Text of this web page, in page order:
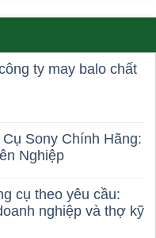
ty may balo chất
Sony Chính Hãng:
Nghiệp
cụ theo yêu cầu:
nghiệp và thợ kỹ